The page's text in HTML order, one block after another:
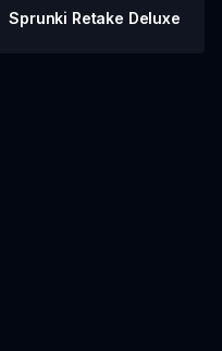
Sprunki Retake Deluxe